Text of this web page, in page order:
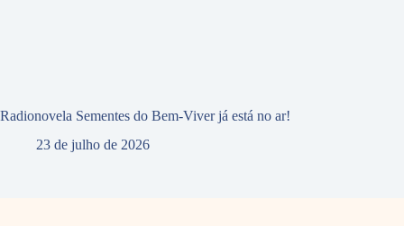
Radionovela Sementes do Bem-Viver já está no ar!
23 de julho de 2026